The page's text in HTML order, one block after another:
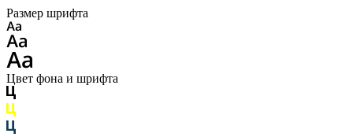
Размер шрифта
Цвет фона и шрифта